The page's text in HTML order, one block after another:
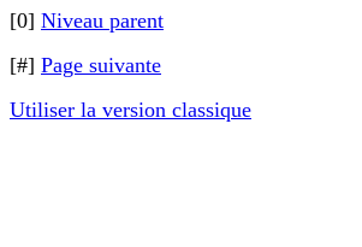
[0] Niveau parent
[#] Page suivante
Utiliser la version classique